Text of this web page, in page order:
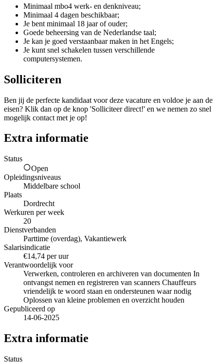
Minimaal mbo4 werk- en denkniveau;
Minimaal 4 dagen beschikbaar;
Je bent minimaal 18 jaar of ouder;
Goede beheersing van de Nederlandse taal;
Je kan je goed verstaanbaar maken in het Engels;
Je kunt snel schakelen tussen verschillende
computersystemen.
Solliciteren
Ben jij de perfecte kandidaat voor deze vacature en voldoe je aan de
eisen? Klik dan op de knop 'Solliciteer direct!' en we nemen zo snel
mogelijk contact met je op!
Extra informatie
Status
Open
Opleidingsniveaus
Middelbare school
Plaats
Dordrecht
Werkuren per week
20
Dienstverbanden
Parttime (overdag), Vakantiewerk
Salarisindicatie
€14,74 per uur
Verantwoordelijk voor
Verwerken, controleren en archiveren van documenten In
ontvangst nemen en registreren van scanners Chauffeurs
vriendelijk te woord staan en ondersteunen waar nodig
Oplossen van kleine problemen en overzicht houden
Gepubliceerd op
14-06-2025
Extra informatie
Status